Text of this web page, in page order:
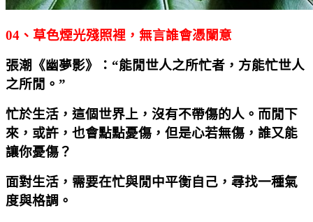
04 、草色煙光殘照裡，無言誰會憑闌意
張潮《幽夢影》：“能閒世人之所忙者，方能忙世人
之所閒。”
忙於生活，這個世界上，沒有不帶傷的人。而閒下
來，或許，也會點點憂傷，但是心若無傷，誰又能
讓你憂傷？
面對生活，需要在忙與閒中平衡自己，尋找一種氣
度與格調。